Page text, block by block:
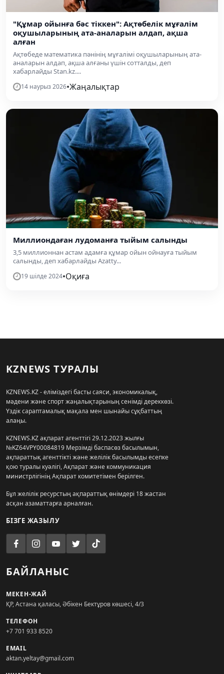
"Құмар ойынға бәс тіккен": Ақтөбелік мұғалім
оқушыларының ата-аналарын алдап, ақша
алған
Ақтөбеде математика пәнінің мұғалімі оқушыларының ата-
аналарын алдап, ақша алғаны үшін сотталды, деп
хабарлайды Stan.kz....
14 наурыз 2026•Жаңалықтар
Миллиондаған лудоманға тыйым салынды
3,5 миллионнан астам адамға құмар ойын ойнауға тыйым
салынды, деп хабарлайды Azatty...
19 шілде 2024•Оқиға
KZNEWS ТУРАЛЫ
KZNEWS.KZ - еліміздегі басты саяси, экономикалық,
мәдени және спорт жаңалықтарының сенімді дереккөзі.
Үздік сараптамалық мақала мен шынайы сұқбаттың
алаңы.
KZNEWS.KZ ақпарат агенттігі 29.12.2023 жылғы
№KZ64VPY00084819 Мерзімді баспасөз басылымын,
ақпараттық агенттікті және желілік басылымды есепке
қою туралы куәлігі, Ақпарат және коммуникация
министрлігінің Ақпарат комитетімен берілген.
Бұл желілік ресурстың ақпараттық өнімдері 18 жастан
асқан азаматтарға арналған.
БІЗГЕ ЖАЗЫЛУ
БАЙЛАНЫС
МЕКЕН-ЖАЙ
ҚР, Астана қаласы, Әбікен Бектұров көшесі, 4/3
ТЕЛЕФОН
+7 701 933 8520
EMAIL
aktan.yeltay@gmail.com